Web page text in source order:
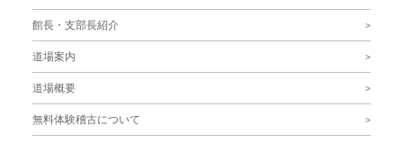
館長・支部長紹介
道場案内
道場概要
無料体験稽古について